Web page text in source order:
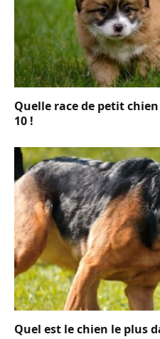
Quelle race de petit
10 !
Quel est le chien le plus